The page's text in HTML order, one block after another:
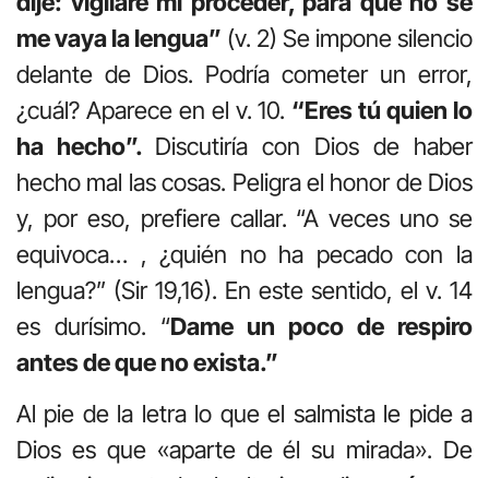
me vaya la lengua” (v. 2) Se impone silencio
delante de Dios. Podría cometer un error,
¿cuál? Aparece en el v. 10. “Eres tú quien lo
ha hecho”. Discutiría con Dios de haber
hecho mal las cosas. Peligra el honor de Dios
y, por eso, prefiere callar. “A veces uno se
equivoca… , ¿quién no ha pecado con la
lengua?” (Sir 19,16). En este sentido, el v. 14
es durísimo. “Dame un poco de respiro
antes de que no exista.”
Al pie de la letra lo que el salmista le pide a
Dios es que «aparte de él su mirada». De